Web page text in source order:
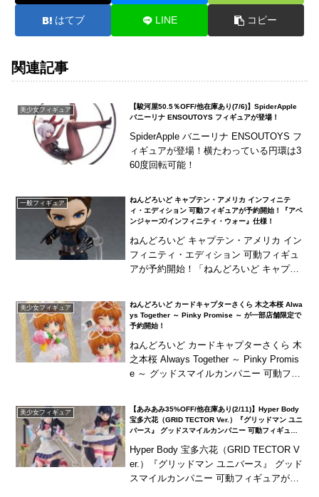
はてブ LINE コピー
関連記事
美少女フィギュア
【駿河屋50.5％OFF/他在庫あり(7/6)】SpiderApple
バニーリナ ENSOUTOYS フィギュアが登場！
SpiderApple バニーリナ ENSOUTOYS フ
ィギュアが登場！横たわっている円環は3
60度回転可能！
一般フィギュア
ねんどろいど キャプテン・アメリカ インフィニテ
ィ・エディション 可動フィギュアが予約開始！『アベ
ンジャーズ/インフィニティ・ウォー』仕様！
ねんどろいど キャプテン・アメリカ イン
フィニティ・エディション 可動フィギュ
アが予約開始！「ねんどろいど キャプテ
ニティ・エ...
美少女フィギュア
ねんどろいど カードキャプターさくら 木之本桜 Alwa
ys Together ～ Pinky Promise ～ が一部店舗限定で
予約開始！
ねんどろいど カードキャプターさくら 木
之本桜 Always Together ～ Pinky Promis
e ～ グッドスマイルカンパニー 可動フィ
美少女フィギュア
【あみあみ35%OFF/他在庫あり(2/11)】Hyper Body
宝多六花（GRID TECTOR Ver.）『グリッドマン ユニ
バース』 グッドスマイルカンパニー 可動フィギュア
Hyper Body 宝多六花（GRID TECTOR V
er.）『グリッドマン ユニバース』 グッド
スマイルカンパニー 可動フィギュアが登